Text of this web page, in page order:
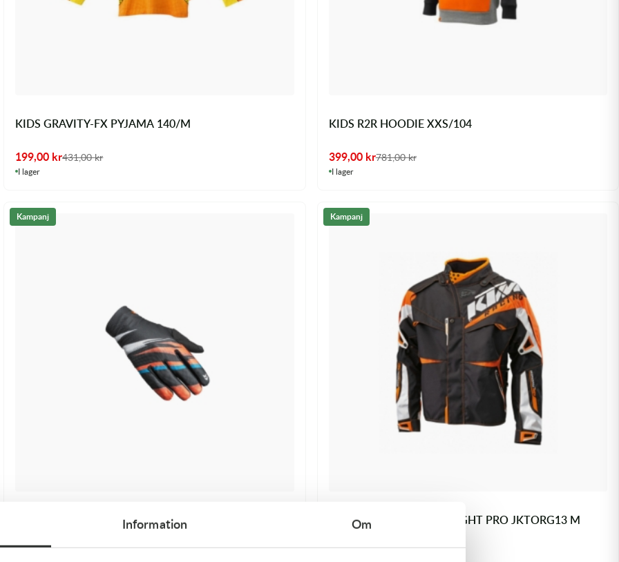
Information Om
KIDS GRAVITY-FX PYJAMA 140/M
199,00 kr431,00kr
I lager
KIDS R2R HOODIE XXS/104
399,00 kr781,00kr
I lager
Kampanj
KTM Crosshandskar Gravity-FX Gloves Orange XXL/12
149,00kr
Kampanj
KTM Endurojacka RACE LIGHT PRO JKTORG13 M
1 099,00kr